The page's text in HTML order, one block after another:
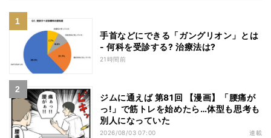
手首などにできる「ガングリオン」とは
- 何科を受診する? 治療法は?
21時間前
ジムに通えば 第81回 【漫画】「腰痛が
っ!」で筋トレを始めたら…体型も思考も
別人になっていた
2026/08/03 07:00 連載